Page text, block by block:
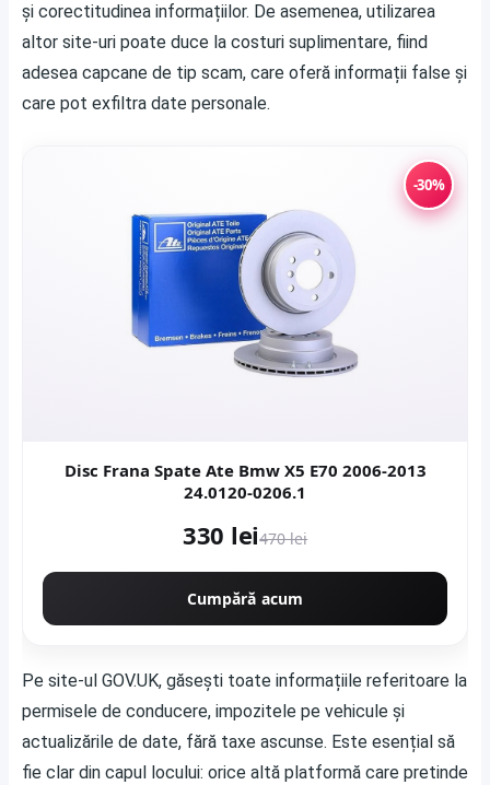
și corectitudinea informațiilor. De asemenea, utilizarea
altor site-uri poate duce la costuri suplimentare, fiind
adesea capcane de tip scam, care oferă informații false și
care pot exfiltra date personale.
-30%
Disc Frana Spate Ate Bmw X5 E70 2006-2013
24.0120-0206.1
330 lei470 lei
Cumpără acum
Pe site-ul GOV.UK, găsești toate informațiile referitoare la
permisele de conducere, impozitele pe vehicule și
actualizările de date, fără taxe ascunse. Este esențial să
fie clar din capul locului: orice altă platformă care pretinde